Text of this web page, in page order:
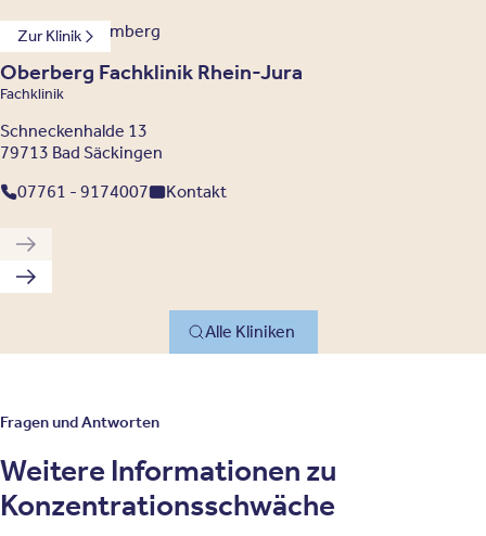
Zur Klinik
Baden-Württemberg
Oberberg Fachklinik Rhein-Jura
Fachklinik
Schneckenhalde 13
79713 Bad Säckingen
07761 - 9174007
Kontakt
Vorherige Klinik
Nächste Klinik
Alle Kliniken
Fragen und Antworten
Weitere Informationen zu
Konzentrationsschwäche